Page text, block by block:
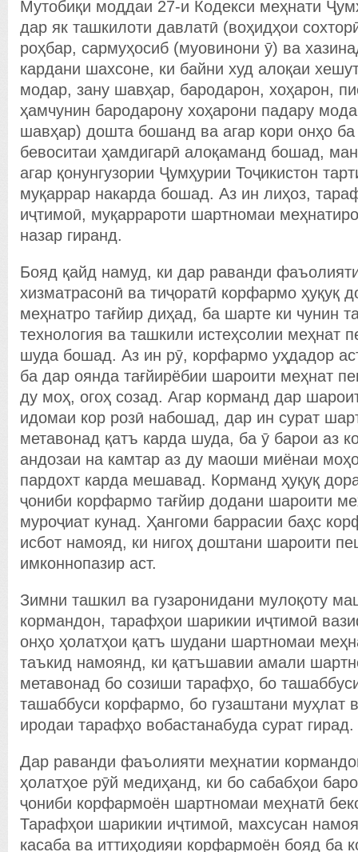
Мутобиқи моддаи 27-и Кодекси меҳнати
дар як ташкилоти давлатӣ (воҳидҳои
роҳбар, сармуҳосиб (муовинони ӯ) ва
кардани шахсоне, ки байни худ алоқаи
модар, зану шавҳар, бародарон, хоҳарон,
ҳамчунин бародарону хоҳарони падару
шавҳар) дошта бошанд ва агар кори онҳо ба
бевоситаи ҳамдигарӣ алоқаманд бошад,
агар қонунгузории Ҷумҳурии Тоҷикистон
муқаррар накарда бошад. Аз ин лиҳоз,
иҷтимоӣ, муқаррароти шартномаи
назар гиранд.
Бояд қайд намуд, ки дар раванди
хизматрасонӣ ва тиҷоратӣ корфармо ҳуқуқ
меҳнатро тағйир диҳад, ба шарте ки чунин
технология ва ташкили истеҳсолии меҳнат
шуда бошад. Аз ин рӯ, корфармо уҳдадор
ба дар оянда тағйирёбии шароити меҳнат
ду моҳ, огоҳ созад. Агар корманд дар
идомаи кор розӣ набошад, дар ин сурат
метавонад қатъ карда шуда, ба ӯ барои аз
андозаи на камтар аз ду маоши миёнаи
пардохт карда мешавад. Корманд ҳуқуқ
ҷониби корфармо тағйир додани шароити
муроҷиат кунад. Ҳангоми баррасии баҳс
исбот намояд, ки нигоҳ доштани шароити
имконнопазир аст.
Зимни ташкил ва гузаронидани мулоқоту
кормандон, тарафҳои шарикии иҷтимоӣ
онҳо ҳолатҳои қатъ шудани шартномаи
таъкид намоянд, ки қатъшавии амали
метавонад бо созиши тарафҳо, бо
ташаббуси корфармо, бо гузаштани муҳлат
иродаи тарафҳо вобастанабуда сурат гирад.
Дар раванди фаъолияти меҳнатии
ҳолатҳое рӯй медиҳанд, ки бо сабабҳои
ҷониби корфармоён шартномаи меҳнатӣ
Тарафҳои шарикии иҷтимоӣ, махсусан
касаба ва иттиҳодияи корфармоён бояд ба